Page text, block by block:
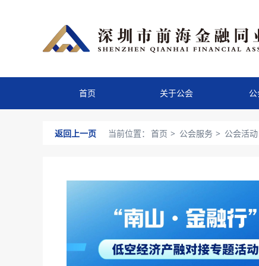
首页 关于公会
返回上一页 当前位置： 首页 > 公会服务 > 公会活动